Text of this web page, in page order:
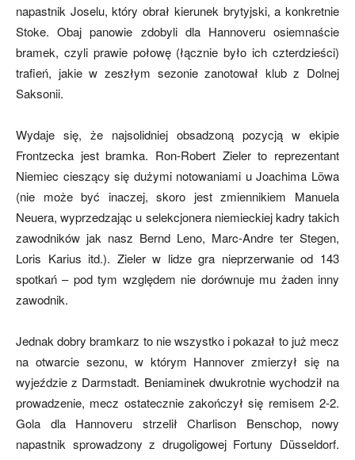
napastnik Joselu, który obrał kierunek brytyjski, a konkretnie
Stoke. Obaj panowie zdobyli dla Hannoveru osiemnaście
bramek, czyli prawie połowę (łącznie było ich czterdzieści)
trafień, jakie w zeszłym sezonie zanotował klub z Dolnej
Saksonii.
Wydaje się, że najsolidniej obsadzoną pozycją w ekipie
Frontzecka jest bramka. Ron-Robert Zieler to reprezentant
Niemiec cieszący się dużymi notowaniami u Joachima Löwa
(nie może być inaczej, skoro jest zmiennikiem Manuela
Neuera, wyprzedzając u selekcjonera niemieckiej kadry takich
zawodników jak nasz Bernd Leno, Marc-Andre ter Stegen,
Loris Karius itd.). Zieler w lidze gra nieprzerwanie od 143
spotkań – pod tym względem nie dorównuje mu żaden inny
zawodnik.
Jednak dobry bramkarz to nie wszystko i pokazał to już mecz
na otwarcie sezonu, w którym Hannover zmierzył się na
wyjeździe z Darmstadt. Beniaminek dwukrotnie wychodził na
prowadzenie, mecz ostatecznie zakończył się remisem 2-2.
Gola dla Hannoveru strzelił Charlison Benschop, nowy
napastnik sprowadzony z drugoligowej Fortuny Düsseldorf.